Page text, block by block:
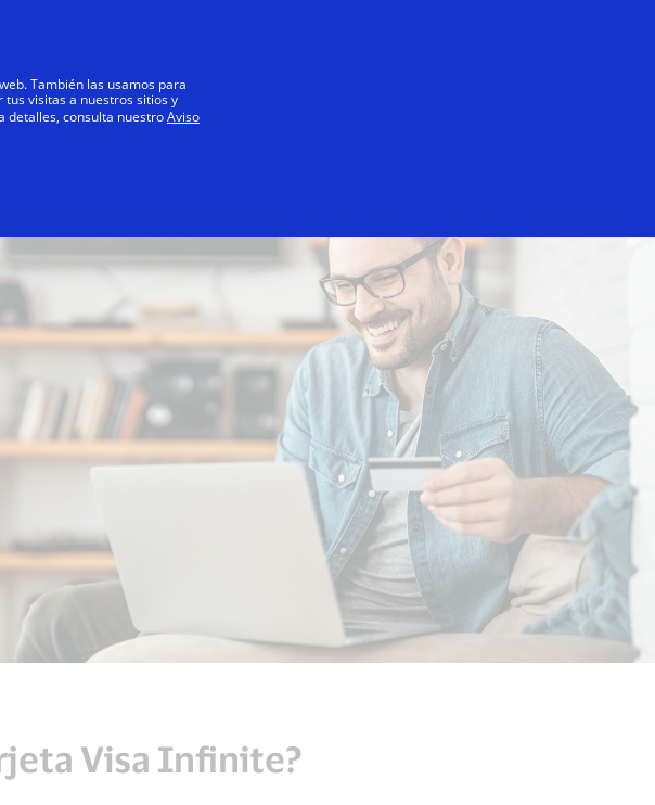
Innovadores Todos
Visa Infinite?
También las usamos para
visitas a nuestros sitios y
detalles, consulta nuestroAviso